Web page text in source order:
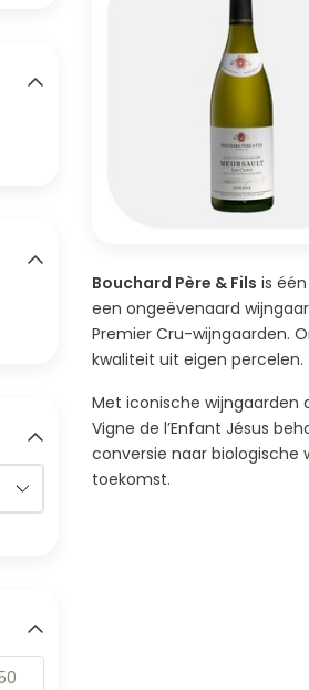
Bouchard Père & Fils is
een ongeëvenaard
Premier Cru-wijngaarden.
kwaliteit uit eigen percelen.
Met iconische wijngaarden
Vigne de l’Enfant Jésus
conversie naar biologische
toekomst.